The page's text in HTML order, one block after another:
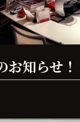
お知らせ！